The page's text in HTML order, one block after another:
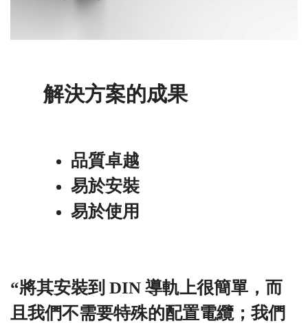
解決方案的成果
品質卓越
易於安裝
易於使用
“將其安裝到 DIN 導軌上很簡單，而
且我們不需要特殊的配置電纜；我們